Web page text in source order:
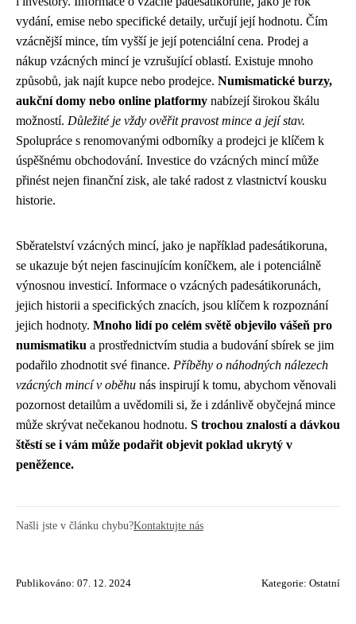
vydání, emise nebo specifické detaily, určují její hodnotu. Čím
vzácnější mince, tím vyšší je její potenciální cena. Prodej a
nákup vzácných mincí je vzrušující oblastí. Existuje mnoho
způsobů, jak najít kupce nebo prodejce. Numismatické burzy,
aukční domy nebo online platformy nabízejí širokou škálu
možností. Důležité je vždy ověřit pravost mince a její stav.
Spolupráce s renomovanými odborníky a prodejci je klíčem k
úspěšnému obchodování. Investice do vzácných mincí může
přinést nejen finanční zisk, ale také radost z vlastnictví kousku
historie.
Sběratelství vzácných mincí, jako je například padesátikoruna,
se ukazuje být nejen fascinujícím koníčkem, ale i potenciálně
výnosnou investicí. Informace o vzácných padesátikorunách,
jejich historii a specifických znacích, jsou klíčem k rozpoznání
jejich hodnoty. Mnoho lidí po celém světě objevilo vášeň pro
numismatiku a prostřednictvím studia a budování sbírek se jim
podařilo zhodnotit své finance. Příběhy o náhodných nálezech
vzácných mincí v oběhu nás inspirují k tomu, abychom věnovali
pozornost detailům a uvědomili si, že i zdánlivě obyčejná mince
může skrývat nečekanou hodnotu. S trochou znalostí a dávkou
štěstí se i vám může podařit objevit poklad ukrytý v
peněžence.
Našli jste v článku chybu?Kontaktujte nás
Publikováno: 07. 12. 2024 Kategorie: Ostatní